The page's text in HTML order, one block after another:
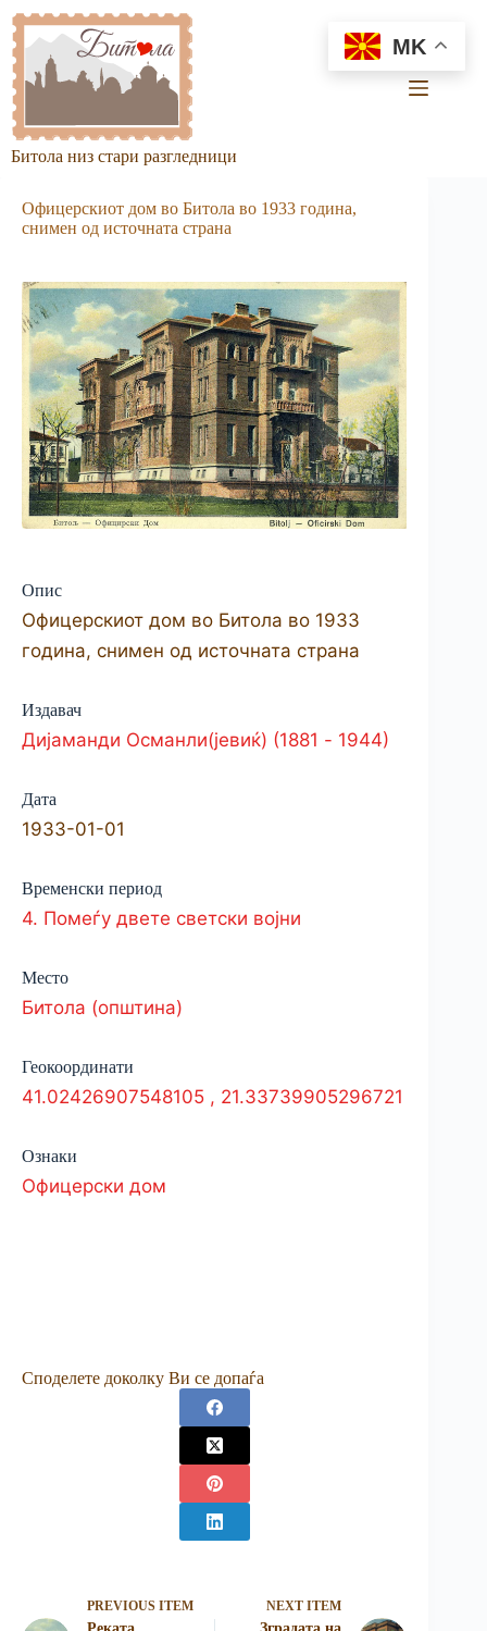
content
Битола низ стари разгледници
Офицерскиот дом во Битола во 1933 година,
снимен од источната страна
Опис
Офицерскиот дом во Битола во 1933
година, снимен од источната страна
Издавач
Дијаманди Османли(јевиќ) (1881 - 1944)
Дата
1933-01-01
Временски период
4. Помеѓу двете светски војни
Место
Битола (општина)
Геокоординати
41.02426907548105 , 21.33739905296721
Ознаки
Офицерски дом
Споделете доколку Ви се допаѓа
PREVIOUS ITEM NEXT ITEM
MK